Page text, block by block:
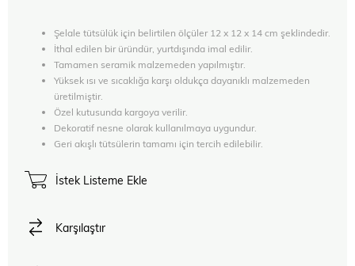
Şelale tütsülük için belirtilen ölçüler 12 x 12 x 14 cm şeklindedir.
İthal edilen bir üründür, yurtdışında imal edilir.
Tamamen seramik malzemeden yapılmıştır.
Yüksek ısı ve sıcaklığa karşı oldukça dayanıklı malzemeden
üretilmiştir.
Özel kutusunda kargoya verilir.
Dekoratif nesne olarak kullanılmaya uygundur.
Geri akışlı tütsülerin tamamı için tercih edilebilir.
İstek Listeme Ekle
Karşılaştır